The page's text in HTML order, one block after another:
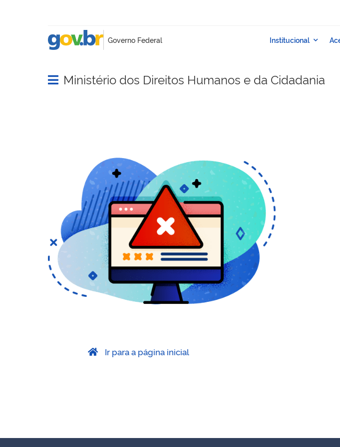
Abrir menu principal de navegação
Ministério dos Direitos Humanos e da Cidadania
Ir para a página inicial